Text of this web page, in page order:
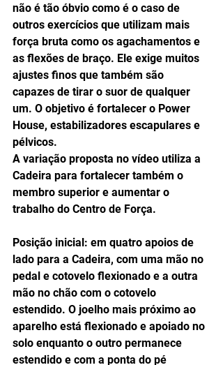
não é tão óbvio como é o caso de
outros exercícios que utilizam mais
força bruta como os agachamentos e
as flexões de braço. Ele exige muitos
ajustes finos que também são
capazes de tirar o suor de qualquer
um. O objetivo é fortalecer o Power
House, estabilizadores escapulares e
pélvicos.
A variação proposta no vídeo utiliza a
Cadeira para fortalecer também o
membro superior e aumentar o
trabalho do Centro de Força.
Posição inicial: em quatro apoios de
lado para a Cadeira, com uma mão no
pedal e cotovelo flexionado e a outra
mão no chão com o cotovelo
estendido. O joelho mais próximo ao
aparelho está flexionado e apoiado no
solo enquanto o outro permanece
estendido e com a ponta do pé